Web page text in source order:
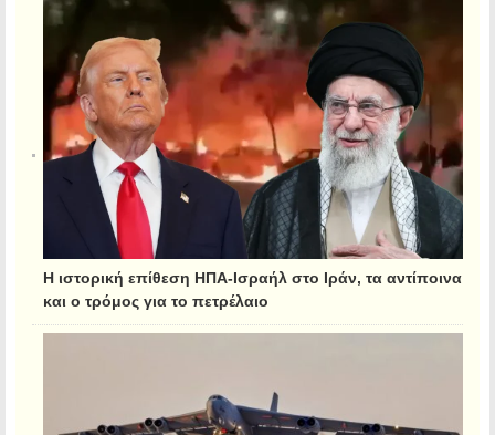
Η ιστορική επίθεση ΗΠΑ-Ισραήλ στο Ιράν, τα αντίποινα
και ο τρόμος για το πετρέλαιο